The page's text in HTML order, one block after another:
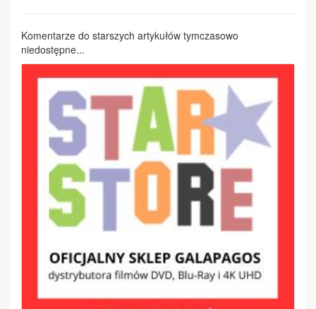
Komentarze do starszych artykułów tymczasowo
niedostępne...